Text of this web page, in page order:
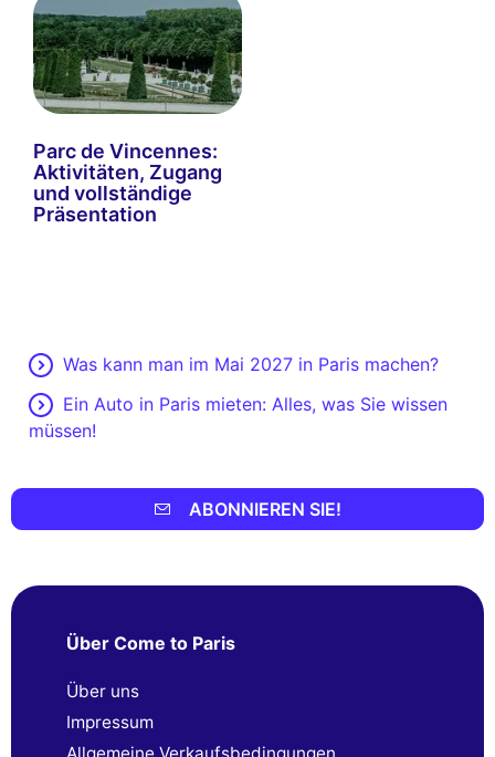
Parc de Vincennes:
Aktivitäten, Zugang
und vollständige
Präsentation
Was kann man im Mai 2027 in Paris machen?
Ein Auto in Paris mieten: Alles, was Sie wissen
müssen!
ABONNIEREN SIE!
Über Come to Paris
Über uns
Impressum